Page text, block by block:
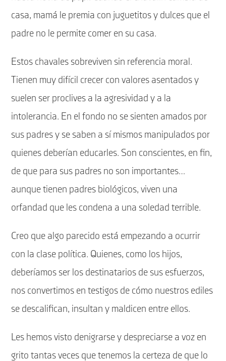
casa, mamá le premia con juguetitos y dulces que el
padre no le permite comer en su casa.
Estos chavales sobreviven sin referencia moral.
Tienen muy difícil crecer con valores asentados y
suelen ser proclives a la agresividad y a la
intolerancia. En el fondo no se sienten amados por
sus padres y se saben a sí mismos manipulados por
quienes deberían educarles. Son conscientes, en fin,
de que para sus padres no son importantes…
aunque tienen padres biológicos, viven una
orfandad que les condena a una soledad terrible.
Creo que algo parecido está empezando a ocurrir
con la clase política. Quienes, como los hijos,
deberíamos ser los destinatarios de sus esfuerzos,
nos convertimos en testigos de cómo nuestros ediles
se descalifican, insultan y maldicen entre ellos.
Les hemos visto denigrarse y despreciarse a voz en
grito tantas veces que tenemos la certeza de que lo